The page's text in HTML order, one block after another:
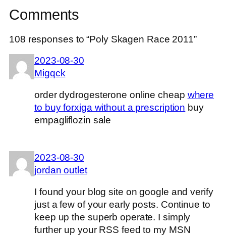
Comments
108 responses to “Poly Skagen Race 2011”
2023-08-30
Migqck
order dydrogesterone online cheap where
to buy forxiga without a prescription buy
empagliflozin sale
2023-08-30
jordan outlet
I found your blog site on google and verify
just a few of your early posts. Continue to
keep up the superb operate. I simply
further up your RSS feed to my MSN